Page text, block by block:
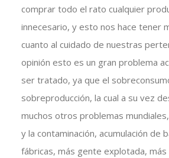
comprar todo el rato cualquier
innecesario, y esto nos hace tener
cuanto al cuidado de nuestras
opinión esto es un gran problema
ser tratado, ya que el
sobreproducción, la cual a su vez
muchos otros problemas
y la contaminación, acumulación de
fábricas, más gente explotada, más